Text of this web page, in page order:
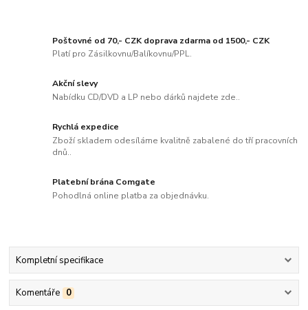
Poštovné od 70,- CZK doprava zdarma od 1500,- CZK
Platí pro Zásilkovnu/Balíkovnu/PPL.
Akční slevy
Nabídku CD/DVD a LP nebo dárků najdete zde..
Rychlá expedice
Zboží skladem odesíláme kvalitně zabalené do tří pracovních
dnů..
Platební brána Comgate
Pohodlná online platba za objednávku.
Kompletní specifikace
Komentáře 0